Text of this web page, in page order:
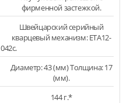
фирменной застежкой.
Швейцарский серийный
кварцевый механизм: ETA12-
042c.
Диаметр: 43 (мм) Толщина: 17
(мм).
144 г.*